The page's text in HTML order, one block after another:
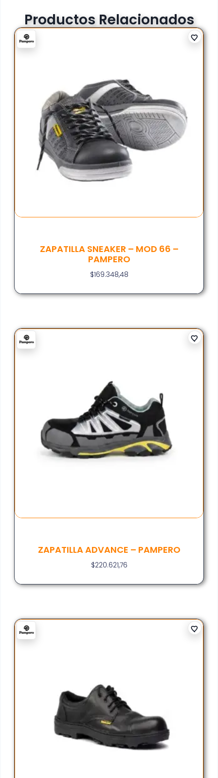
Productos Relacionados
ZAPATILLA SNEAKER – MOD 66 –
PAMPERO
$169.348,48
ZAPATILLA ADVANCE – PAMPERO
$220.621,76